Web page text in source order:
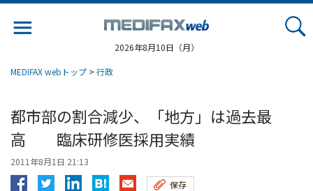
2026年8月10日（月）
MEDIFAX webトップ > 行政
都市部の割合減少、「地方」は過去最
高 臨床研修医採用実績
2011年8月1日 21:13
保存